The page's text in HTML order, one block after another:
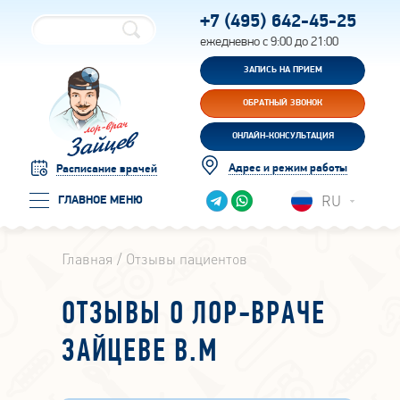
Расписание врачей
ГЛАВНОЕ МЕНЮ
+7 (495) 642-45-25
ежедневно с 9:00 до 21:00
ЗАПИСЬ НА ПРИЕМ
ОБРАТНЫЙ ЗВОНОК
ОНЛАЙН-КОНСУЛЬТАЦИЯ
Адрес и режим работы
RU
Главная Отзывы пациентов
ОТЗЫВЫ О ЛОР-ВРАЧЕ
ЗАЙЦЕВЕ В.М